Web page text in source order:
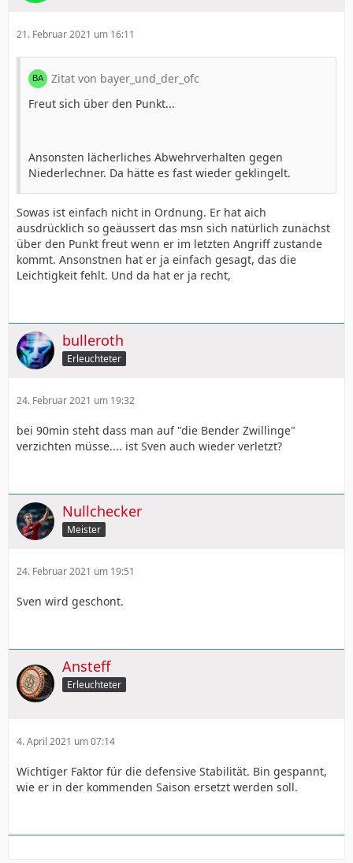
21. Februar 2021 um 16:11
Zitat von bayer_und_der_ofc
Freut sich über den Punkt...
Ansonsten lächerliches Abwehrverhalten gegen
Niederlechner. Da hätte es fast wieder geklingelt.
Sowas ist einfach nicht in Ordnung. Er hat aich
ausdrücklich so geäussert das msn sich natürlich zunächst
über den Punkt freut wenn er im letzten Angriff zustande
kommt. Ansonstnen hat er ja einfach gesagt, das die
Leichtigkeit fehlt. Und da hat er ja recht,
bulleroth
Erleuchteter
24. Februar 2021 um 19:32
bei 90min steht dass man auf "die Bender Zwillinge"
verzichten müsse.... ist Sven auch wieder verletzt?
Nullchecker
Meister
24. Februar 2021 um 19:51
Sven wird geschont.
Ansteff
Erleuchteter
4. April 2021 um 07:14
Wichtiger Faktor für die defensive Stabilität. Bin gespannt,
wie er in der kommenden Saison ersetzt werden soll.